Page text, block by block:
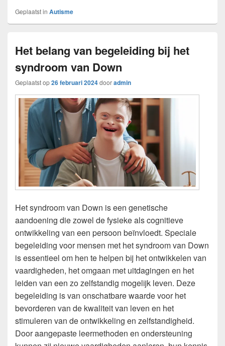
Geplaatst in Autisme
Het belang van begeleiding bij het
syndroom van Down
Geplaatst op26 februari 2024dooradmin
Het syndroom van Down is een genetische
aandoening die zowel de fysieke als cognitieve
ontwikkeling van een persoon beïnvloedt. Speciale
begeleiding voor mensen met het syndroom van Down
is essentieel om hen te helpen bij het ontwikkelen van
vaardigheden, het omgaan met uitdagingen en het
leiden van een zo zelfstandig mogelijk leven. Deze
begeleiding is van onschatbare waarde voor het
bevorderen van de kwaliteit van leven en het
stimuleren van de ontwikkeling en zelfstandigheid.
Door aangepaste leermethoden en ondersteuning